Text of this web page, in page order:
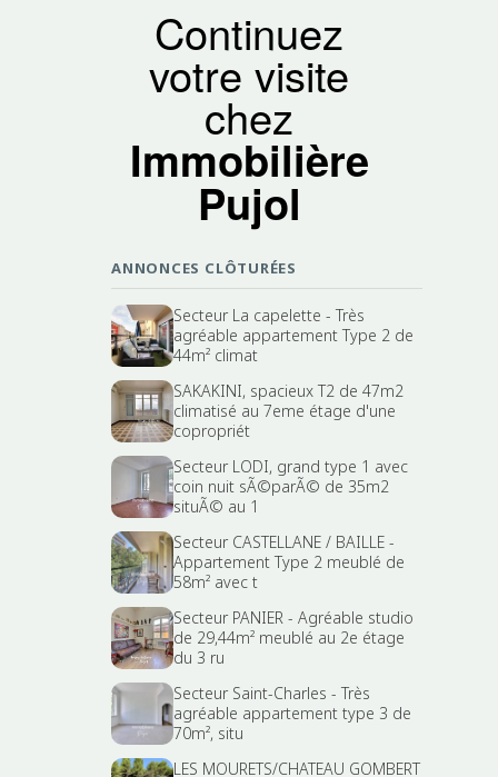
Continuez
votre visite
chez
Immobilière
Pujol
ANNONCES CLÔTURÉES
Secteur La capelette - Très
agréable appartement Type 2 de
44m² climat
SAKAKINI, spacieux T2 de 47m2
climatisé au 7eme étage d'une
copropriét
Secteur LODI, grand type 1 avec
coin nuit sÃ©parÃ© de 35m2
situÃ© au 1
Secteur CASTELLANE / BAILLE -
Appartement Type 2 meublé de
58m² avec t
Secteur PANIER - Agréable studio
de 29,44m² meublé au 2e étage
du 3 ru
Secteur Saint-Charles - Très
agréable appartement type 3 de
70m², situ
LES MOURETS/CHATEAU GOMBERT